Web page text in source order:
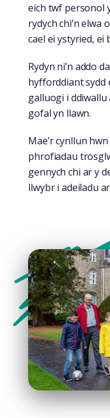
eich twf personol
rydych chi’n elwa
cael ei ystyried, ei
Rydyn ni’n addo
hyfforddiant sydd
galluogi i
gofal yn llawn.
Mae’r cynllun
phrofiadau
gennych chi ar y
llwybr i adeiladu